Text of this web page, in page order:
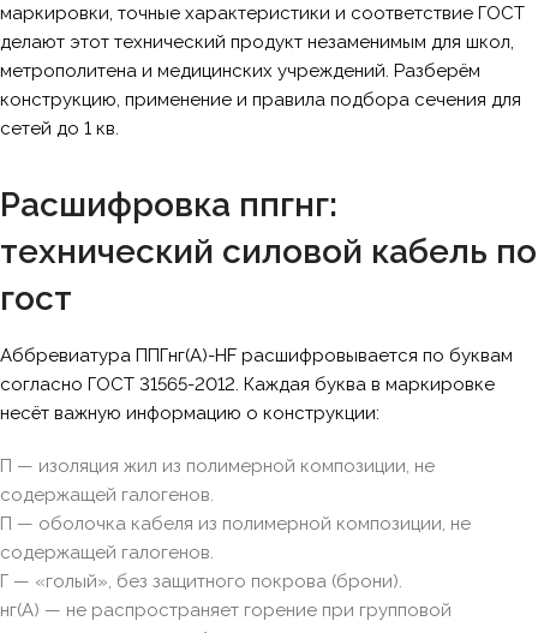
маркировки, точные характеристики и соответствие ГОСТ
делают этот технический продукт незаменимым для школ,
метрополитена и медицинских учреждений. Разберём
конструкцию, применение и правила подбора сечения для
сетей до 1 кв.
Расшифровка ппгнг:
технический силовой кабель по
гост
Аббревиатура ППГнг(А)-HF расшифровывается по буквам
согласно ГОСТ 31565-2012. Каждая буква в маркировке
несёт важную информацию о конструкции:
П — изоляция жил из полимерной композиции, не
содержащей галогенов.
П — оболочка кабеля из полимерной композиции, не
содержащей галогенов.
Г — «голый», без защитного покрова (брони).
нг(А) — не распространяет горение при групповой